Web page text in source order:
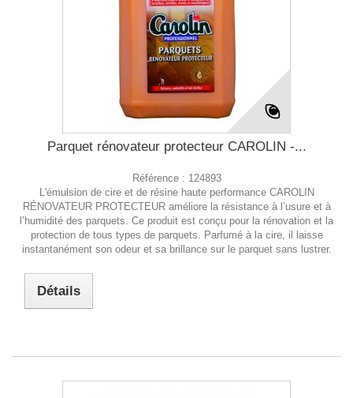
Parquet rénovateur protecteur CAROLIN -...
Référence : 124893
L'émulsion de cire et de résine haute performance CAROLIN
RÉNOVATEUR PROTECTEUR améliore la résistance à l’usure et à
l’humidité des parquets. Ce produit est conçu pour la rénovation et la
protection de tous types de parquets. Parfumé à la cire, il laisse
instantanément son odeur et sa brillance sur le parquet sans lustrer.
Détails